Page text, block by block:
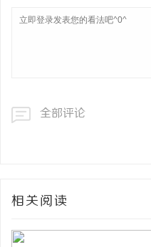
全部评论
相关阅读